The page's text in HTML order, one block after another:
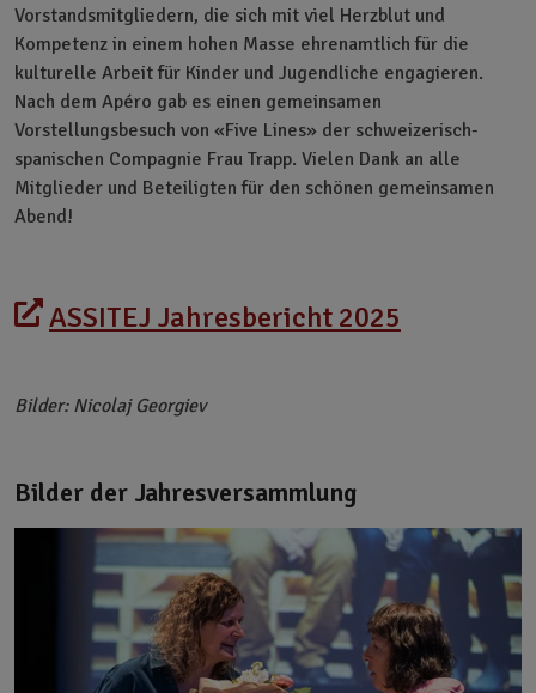
Vorstandsmitgliedern, die sich mit viel Herzblut und
Kompetenz in einem hohen Masse ehrenamtlich für die
kulturelle Arbeit für Kinder und Jugendliche engagieren.
Nach dem Apéro gab es einen gemeinsamen
Vorstellungsbesuch von «Five Lines» der schweizerisch-
spanischen Compagnie Frau Trapp. Vielen Dank an alle
Mitglieder und Beteiligten für den schönen gemeinsamen
Abend!
ASSITEJ Jahresbericht 2025
Bilder: Nicolaj Georgiev
Bilder der Jahresversammlung